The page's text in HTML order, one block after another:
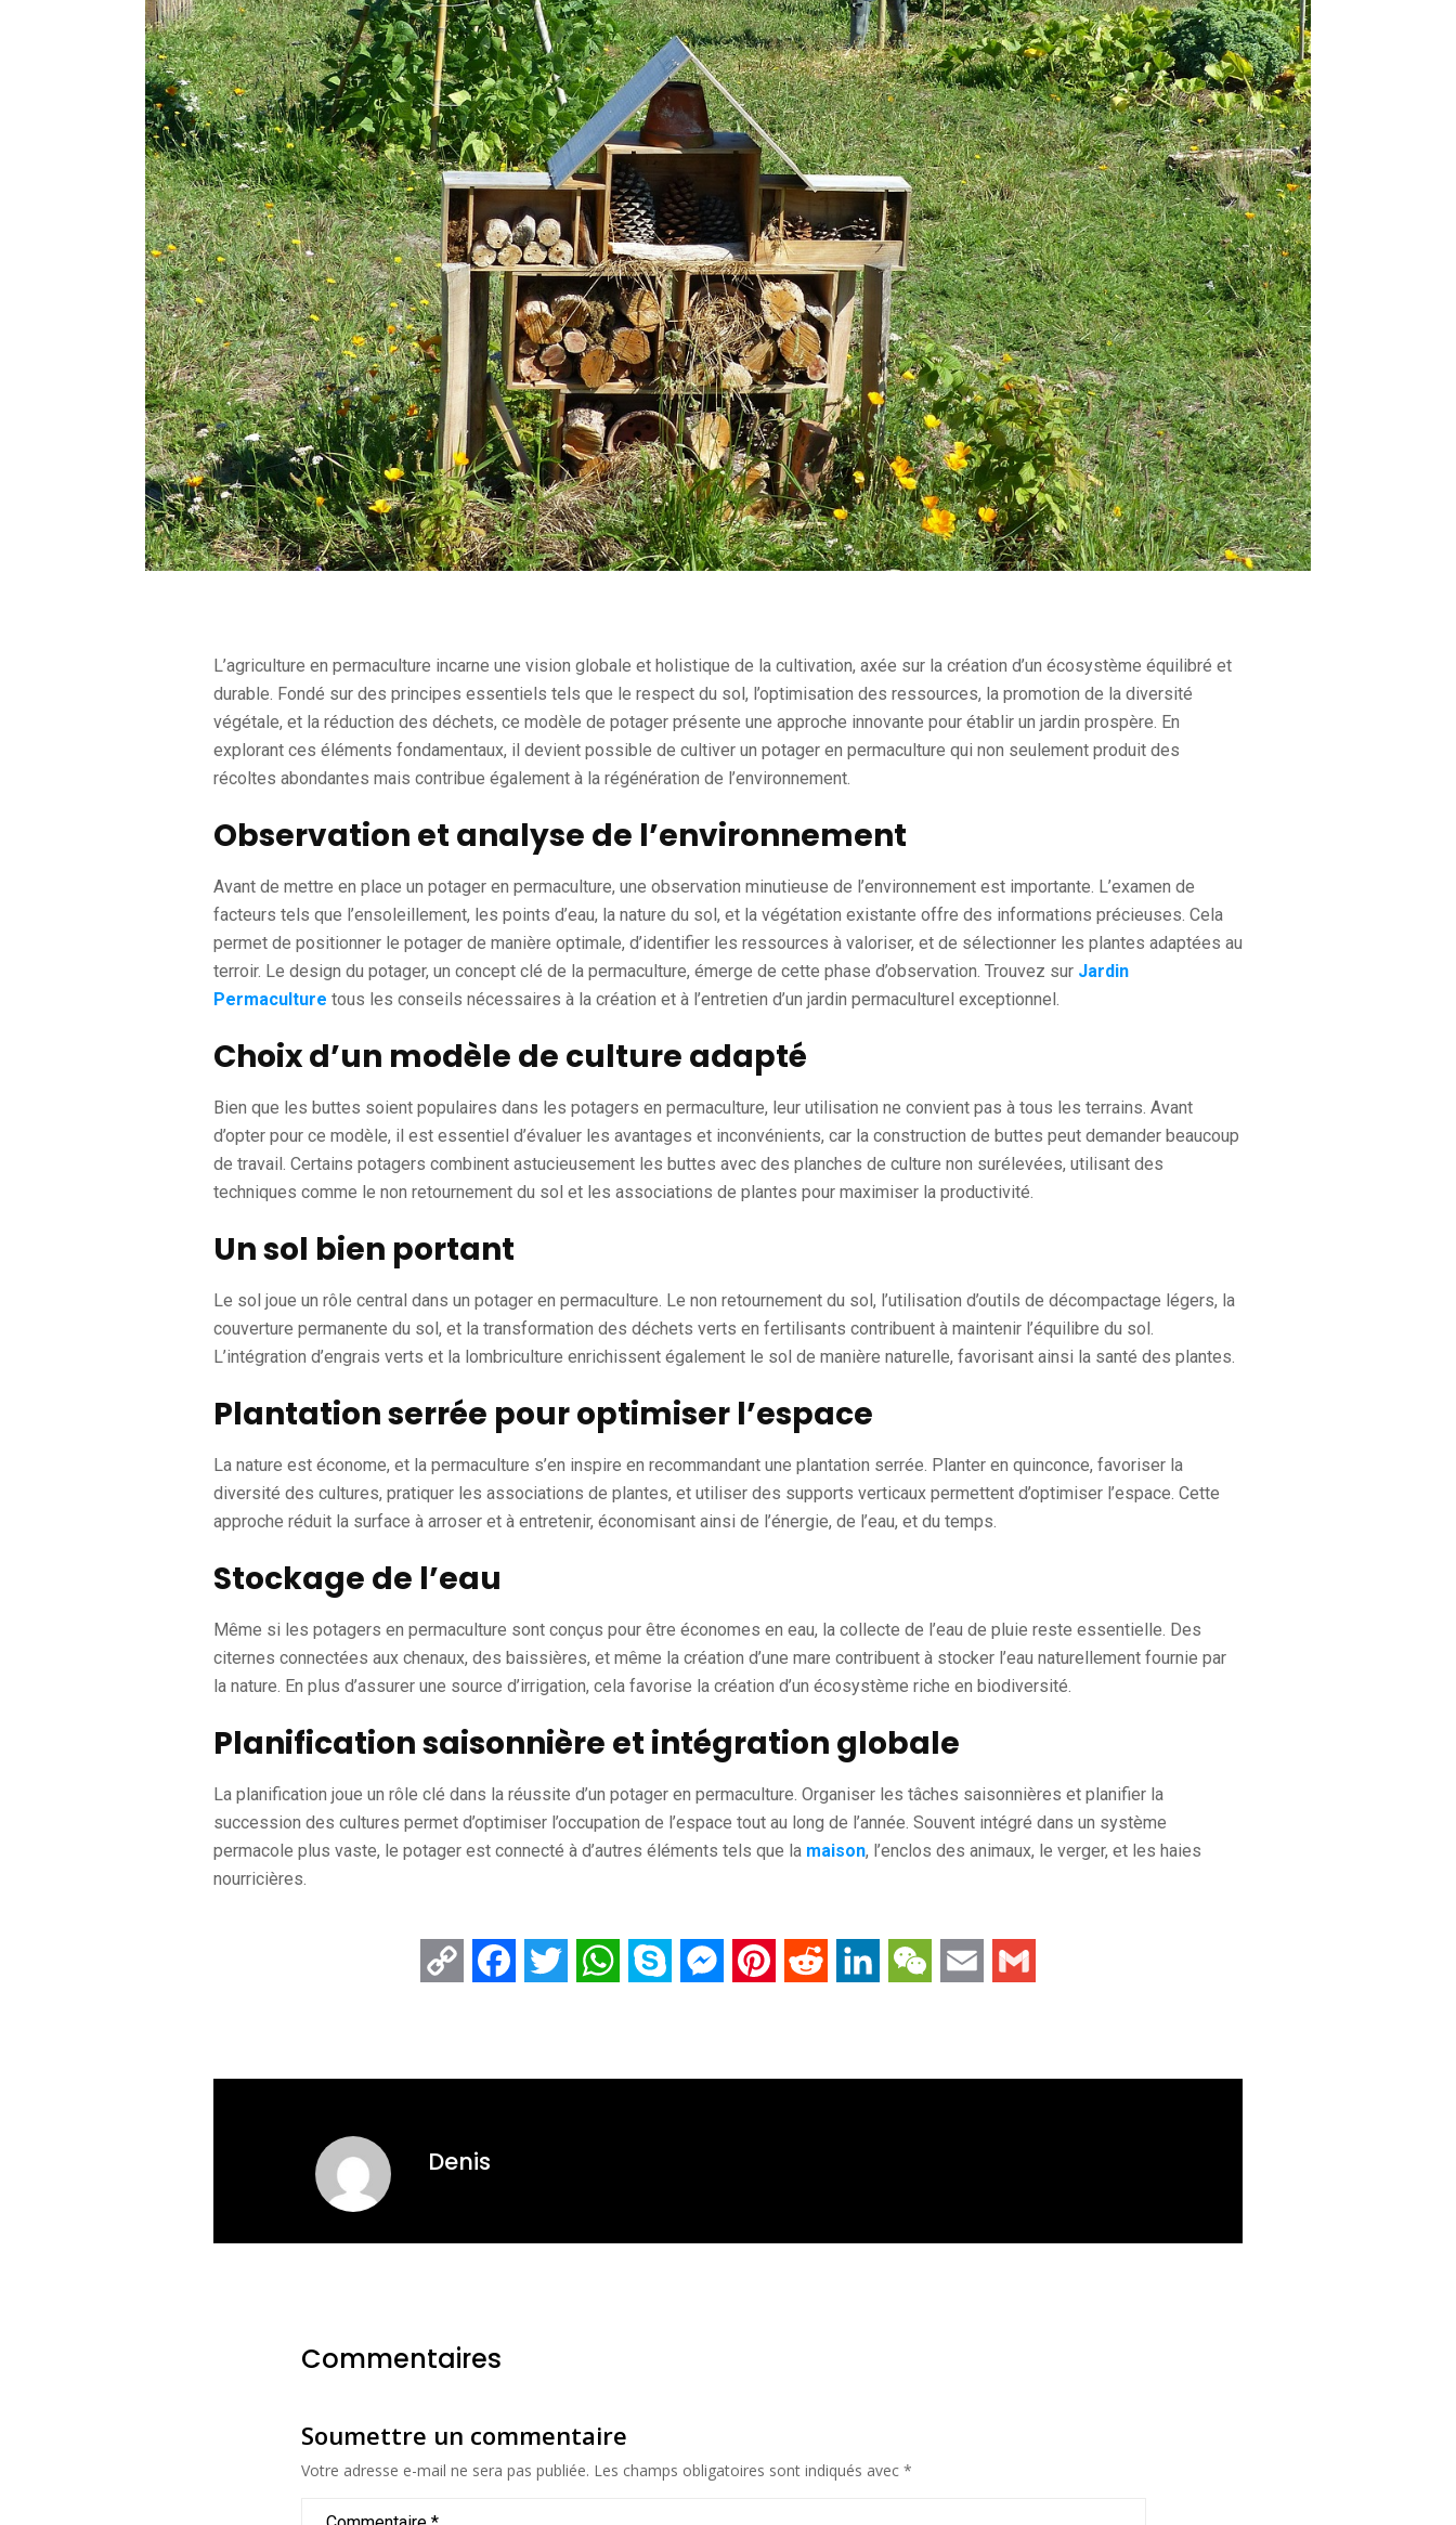
L’agriculture en permaculture incarne une vision globale et holistique de la cultivation, axée sur la création d’un écosystème équilibré et
durable. Fondé sur des principes essentiels tels que le respect du sol, l’optimisation des ressources, la promotion de la diversité
végétale, et la réduction des déchets, ce modèle de potager présente une approche innovante pour établir un jardin prospère. En
explorant ces éléments fondamentaux, il devient possible de cultiver un potager en permaculture qui non seulement produit des
récoltes abondantes mais contribue également à la régénération de l’environnement.
Observation et analyse de l’environnement
Avant de mettre en place un potager en permaculture, une observation minutieuse de l’environnement est importante. L’examen de
facteurs tels que l’ensoleillement, les points d’eau, la nature du sol, et la végétation existante offre des informations précieuses. Cela
permet de positionner le potager de manière optimale, d’identifier les ressources à valoriser, et de sélectionner les plantes adaptées au
terroir. Le design du potager, un concept clé de la permaculture, émerge de cette phase d’observation. Trouvez sur Jardin
Permaculture tous les conseils nécessaires à la création et à l’entretien d’un jardin permaculturel exceptionnel.
Choix d’un modèle de culture adapté
Bien que les buttes soient populaires dans les potagers en permaculture, leur utilisation ne convient pas à tous les terrains. Avant
d’opter pour ce modèle, il est essentiel d’évaluer les avantages et inconvénients, car la construction de buttes peut demander beaucoup
de travail. Certains potagers combinent astucieusement les buttes avec des planches de culture non surélevées, utilisant des
techniques comme le non retournement du sol et les associations de plantes pour maximiser la productivité.
Un sol bien portant
Le sol joue un rôle central dans un potager en permaculture. Le non retournement du sol, l’utilisation d’outils de décompactage légers, la
couverture permanente du sol, et la transformation des déchets verts en fertilisants contribuent à maintenir l’équilibre du sol.
L’intégration d’engrais verts et la lombriculture enrichissent également le sol de manière naturelle, favorisant ainsi la santé des plantes.
Plantation serrée pour optimiser l’espace
La nature est économe, et la permaculture s’en inspire en recommandant une plantation serrée. Planter en quinconce, favoriser la
diversité des cultures, pratiquer les associations de plantes, et utiliser des supports verticaux permettent d’optimiser l’espace. Cette
approche réduit la surface à arroser et à entretenir, économisant ainsi de l’énergie, de l’eau, et du temps.
Stockage de l’eau
Même si les potagers en permaculture sont conçus pour être économes en eau, la collecte de l’eau de pluie reste essentielle. Des
citernes connectées aux chenaux, des baissières, et même la création d’une mare contribuent à stocker l’eau naturellement fournie par
la nature. En plus d’assurer une source d’irrigation, cela favorise la création d’un écosystème riche en biodiversité.
Planification saisonnière et intégration globale
La planification joue un rôle clé dans la réussite d’un potager en permaculture. Organiser les tâches saisonnières et planifier la
succession des cultures permet d’optimiser l’occupation de l’espace tout au long de l’année. Souvent intégré dans un système
permacole plus vaste, le potager est connecté à d’autres éléments tels que la maison, l’enclos des animaux, le verger, et les haies
nourricières.
Copy FacebookTwitter WhatsApp
Skype MessengerPinterestReddit LinkedInWeChat Email
Denis
Commentaires
Soumettre un commentaire
Votre adresse e-mail ne sera pas publiée. Les champs obligatoires sont indiqués avec *